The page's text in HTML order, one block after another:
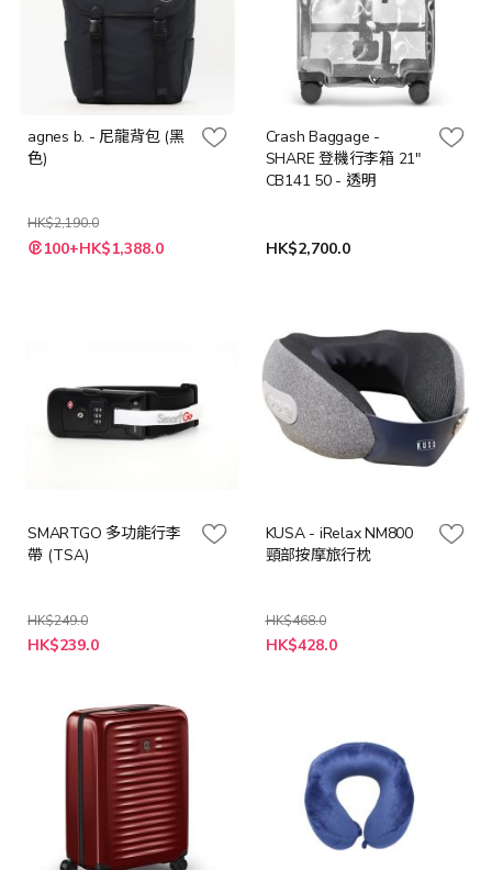
agnes b. - 尼龍背包 (黑
色)
HK$2,190.0
特
殊 100+HK$1,388.0
Crash Baggage -
SHARE 登機行李箱 21"
CB141 50 - 透明
HK$2,700.0
SMARTGO 多功能行李
帶 (TSA)
HK$249.0
特
殊
HK$239.0
KUSA - iRelax NM800
頸部按摩旅行枕
HK$468.0
特
殊
HK$428.0